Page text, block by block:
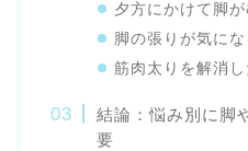
夕方にかけて脚が
脚の張りが気にな
筋肉太りを解消し
結論：悩み別に脚
要